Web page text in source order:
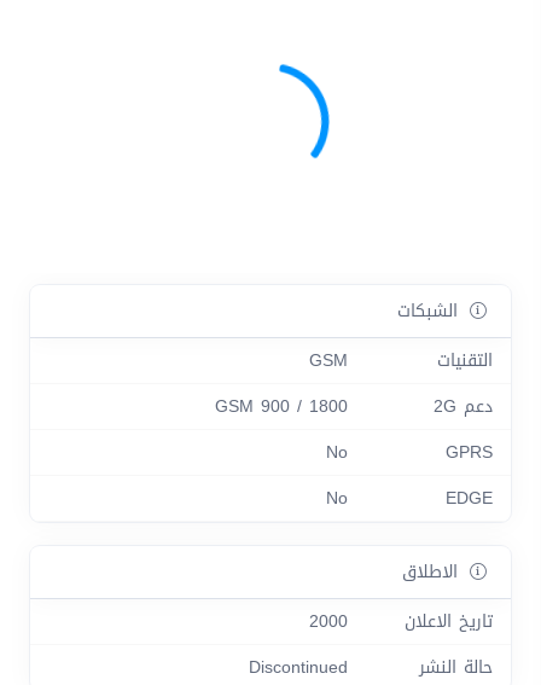
الشبكات
التقنيات
GSM
دعم 2G
GSM 900 / 1800
GPRS
No
EDGE
No
الاطلاق
تاريخ الاعلان
2000
حالة النشر
Discontinued